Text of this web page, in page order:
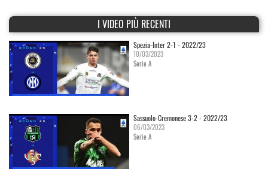
I VIDEO PIÙ RECENTI
Spezia-Inter 2-1 - 2022/23
10/03/2023
Serie A
Sassuolo-Cremonese 3-2 - 2022/23
06/03/2023
Serie A